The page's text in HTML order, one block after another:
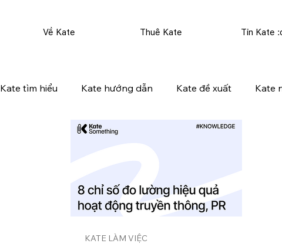
Về Kate Thuê Kate Tin Kate
Kate tìm hiểu Kate hướng dẫn Kate đề xuất Kate
KATE LÀM VIỆC